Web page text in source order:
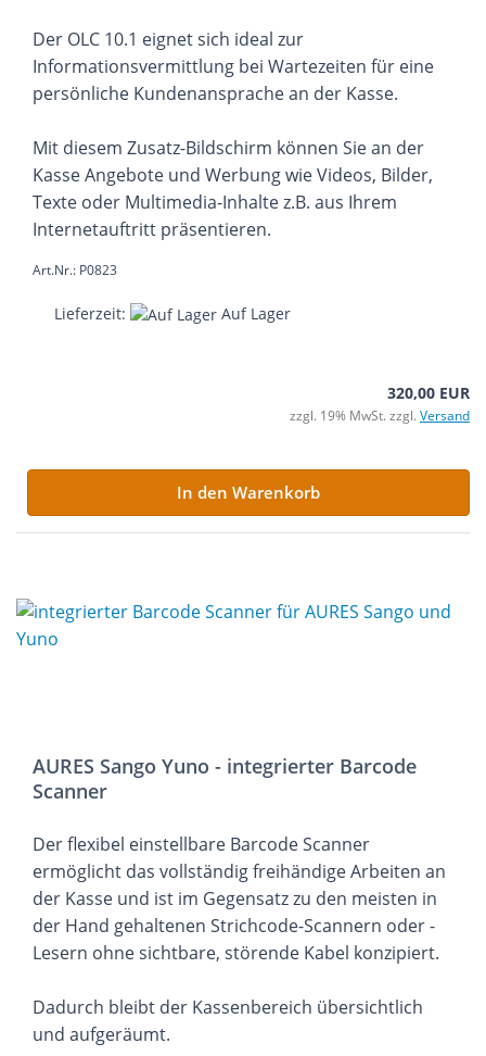
Der OLC 10.1 eignet sich ideal zur
Informationsvermittlung bei Wartezeiten für eine
persönliche Kundenansprache an der Kasse.
Mit diesem Zusatz-Bildschirm können Sie an der
Kasse Angebote und Werbung wie Videos, Bilder,
Texte oder Multimedia-Inhalte z.B. aus Ihrem
Internetauftritt präsentieren.
Art.Nr.: P0823
Lieferzeit: Auf Lager
320,00 EUR
zzgl. 19% MwSt. zzgl. Versand
In den Warenkorb
AURES Sango Yuno - integrierter Barcode
Scanner
Der flexibel einstellbare Barcode Scanner
ermöglicht das vollständig freihändige Arbeiten an
der Kasse und ist im Gegensatz zu den meisten in
der Hand gehaltenen Strichcode-Scannern oder -
Lesern ohne sichtbare, störende Kabel konzipiert.
Dadurch bleibt der Kassenbereich übersichtlich
und aufgeräumt.